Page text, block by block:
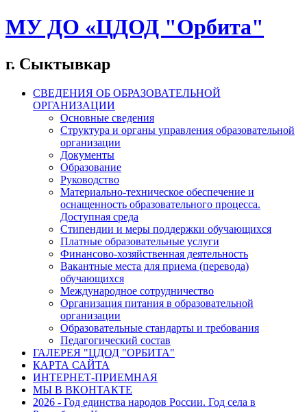
МУ ДО «ЦДОД "Орбита"
г. Сыктывкар
СВЕДЕНИЯ ОБ ОБРАЗОВАТЕЛЬНОЙ
ОРГАНИЗАЦИИ
Основные сведения
Структура и органы управления образовательной
организации
Документы
Образование
Руководство
Материально-техническое обеспечение и
оснащенность образовательного процесса.
Доступная среда
Стипендии и меры поддержки обучающихся
Платные образовательные услуги
Финансово-хозяйственная деятельность
Вакантные места для приема (перевода)
обучающихся
Международное сотрудничество
Организация питания в образовательной
организации
Образовательные стандарты и требования
Педагогический состав
ГАЛЕРЕЯ "ЦДОД "ОРБИТА"
КАРТА САЙТА
ИНТЕРНЕТ-ПРИЕМНАЯ
МЫ В ВКОНТАКТЕ
2026 - Год единства народов России. Год села в